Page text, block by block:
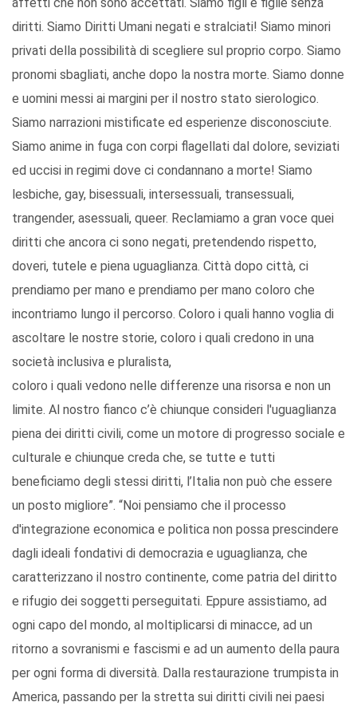
affetti che non sono accettati. Siamo figli e figlie senza
diritti. Siamo Diritti Umani negati e stralciati! Siamo minori
privati della possibilità di scegliere sul proprio corpo. Siamo
pronomi sbagliati, anche dopo la nostra morte. Siamo donne
e uomini messi ai margini per il nostro stato sierologico.
Siamo narrazioni mistificate ed esperienze disconosciute.
Siamo anime in fuga con corpi flagellati dal dolore, seviziati
ed uccisi in regimi dove ci condannano a morte! Siamo
lesbiche, gay, bisessuali, intersessuali, transessuali,
trangender, asessuali, queer. Reclamiamo a gran voce quei
diritti che ancora ci sono negati, pretendendo rispetto,
doveri, tutele e piena uguaglianza. Città dopo città, ci
prendiamo per mano e prendiamo per mano coloro che
incontriamo lungo il percorso. Coloro i quali hanno voglia di
ascoltare le nostre storie, coloro i quali credono in una
società inclusiva e pluralista,
coloro i quali vedono nelle differenze una risorsa e non un
limite. Al nostro fianco c’è chiunque consideri l'uguaglianza
piena dei diritti civili, come un motore di progresso sociale e
culturale e chiunque creda che, se tutte e tutti
beneficiamo degli stessi diritti, l’Italia non può che essere
un posto migliore”. “Noi pensiamo che il processo
d'integrazione economica e politica non possa prescindere
dagli ideali fondativi di democrazia e uguaglianza, che
caratterizzano il nostro continente, come patria del diritto
e rifugio dei soggetti perseguitati. Eppure assistiamo, ad
ogni capo del mondo, al moltiplicarsi di minacce, ad un
ritorno a sovranismi e fascismi e ad un aumento della paura
per ogni forma di diversità. Dalla restaurazione trumpista in
America, passando per la stretta sui diritti civili nei paesi